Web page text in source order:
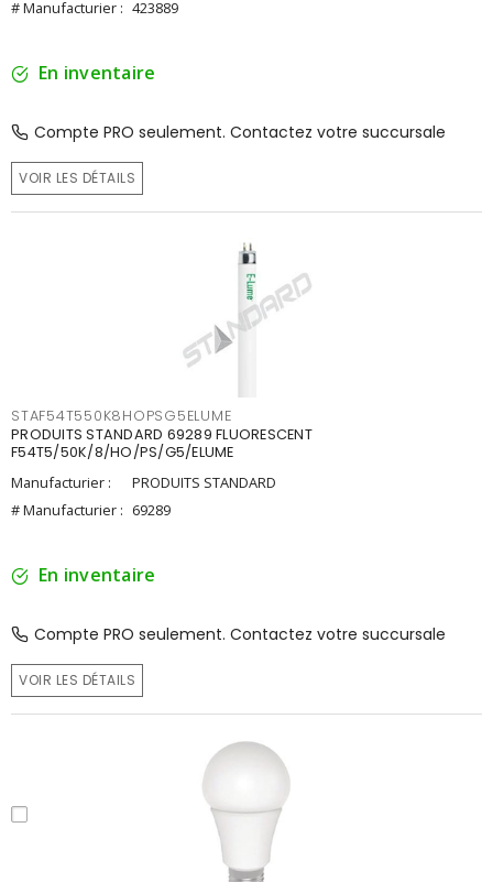
# Manufacturier : 423889
En inventaire
Compte PRO seulement. Contactez votre succursale
VOIR LES DÉTAILS
STAF54T550K8HOPSG5ELUME
PRODUITS STANDARD 69289 FLUORESCENT
F54T5/50K/8/HO/PS/G5/ELUME
Manufacturier :
PRODUITS STANDARD
# Manufacturier : 69289
En inventaire
Compte PRO seulement. Contactez votre succursale
VOIR LES DÉTAILS